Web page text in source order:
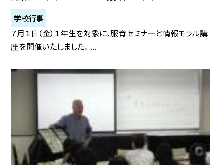
学校行事
７月１日（金）１年生を対象に、服育セミナーと情報モラル講
座を開催いたしました。 ...